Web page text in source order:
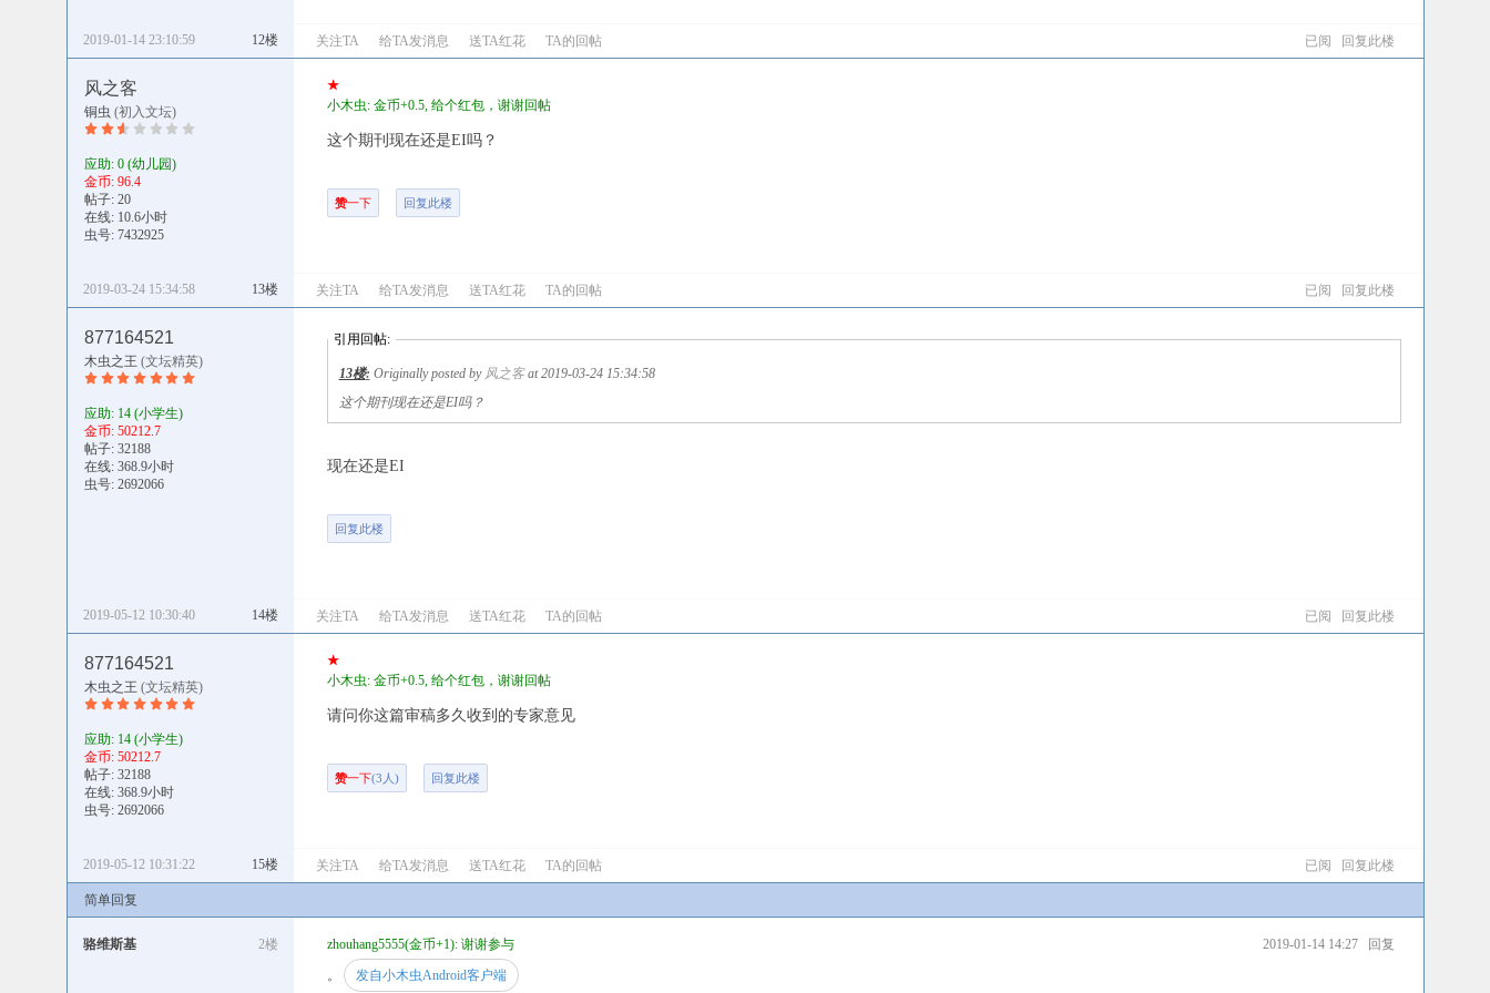
12楼
2019-01-14 23:10:59 已阅 回复此楼
关注TA 给TA发消息 送TA红花 TA的回帖
风之客
铜虫 (初入文坛)
应助: 0 (幼儿园)
金币: 96.4
帖子: 20
在线: 10.6小时
虫号: 7432925
★
小木虫: 金币+0.5, 给个红包，谢谢回帖
这个期刊现在还是EI吗？
赞一下 回复此楼
13楼
2019-03-24 15:34:58 已阅 回复此楼
关注TA 给TA发消息 送TA红花 TA的回帖
877164521
木虫之王 (文坛精英)
应助: 14 (小学生)
金币: 50212.7
帖子: 32188
在线: 368.9小时
虫号: 2692066
引用回帖:
13楼: Originally posted by 风之客at 2019-03-24 15:34:58
这个期刊现在还是EI吗？
现在还是EI
回复此楼
14楼
2019-05-12 10:30:40 已阅 回复此楼
关注TA 给TA发消息 送TA红花 TA的回帖
877164521
木虫之王 (文坛精英)
应助: 14 (小学生)
金币: 50212.7
帖子: 32188
在线: 368.9小时
虫号: 2692066
★
小木虫: 金币+0.5, 给个红包，谢谢回帖
请问你这篇审稿多久收到的专家意见
赞一下(3人) 回复此楼
15楼
2019-05-12 10:31:22 已阅 回复此楼
关注TA 给TA发消息 送TA红花 TA的回帖
简单回复
骆维斯基 2楼 2019-01-14 14:27 回复
zhouhang5555(金币+1): 谢谢参与
。
发自小木虫Android客户端